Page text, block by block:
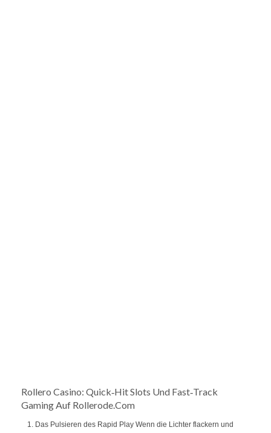
Rollero Casino: Quick‑Hit Slots Und Fast‑Track
Gaming Auf Rollerode.com
1. Das Pulsieren des Rapid Play Wenn die Lichter flackern und